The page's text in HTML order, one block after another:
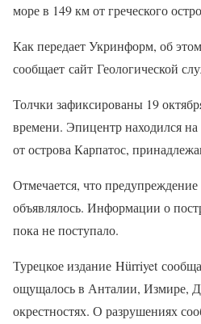
море в 149 км от греческого
Как передает Укринформ, об этом
сообщает сайт Геологической
Толчки зафиксированы 19
времени. Эпицентр находился
от острова Карпатос,
Отмечается, что
объявлялось. Информации о
пока не поступало.
Турецкое издание Hürriyet
ощущалось в Анталии, Измире,
окрестностях. О разрушениях